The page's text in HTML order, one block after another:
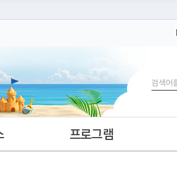
도메인 주소를 확인해 보세요
검색
프로그램